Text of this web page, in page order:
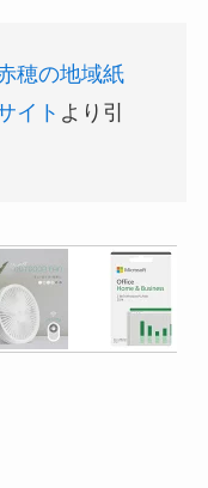
穂の地域紙
イト より引